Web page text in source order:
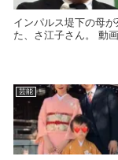
インパルス堤下の母
た、さ江子さん。 動
芸能